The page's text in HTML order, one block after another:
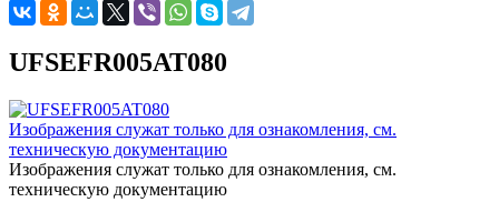
UFSEFR005AT080
Изображения служат только для ознакомления, см.
техническую документацию
Изображения служат только для ознакомления, см.
техническую документацию